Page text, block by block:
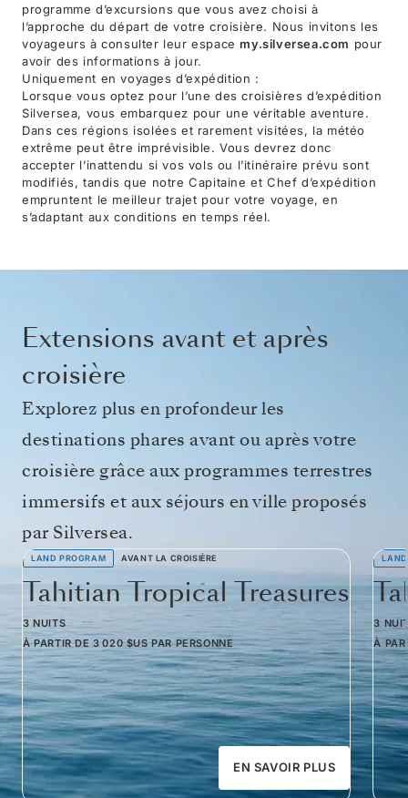
programme d’excursions que vous avez choisi à
l’approche du départ de votre croisière. Nous invitons les
voyageurs à consulter leur espacemy.silversea.com pour
avoir des informations à jour.
Uniquement en voyages d’expédition :
Lorsque vous optez pour l’une des croisières d’expédition
Silversea, vous embarquez pour une véritable aventure.
Dans ces régions isolées et rarement visitées, la météo
extrême peut être imprévisible. Vous devrez donc
accepter l’inattendu si vos vols ou l’itinéraire prévu sont
modifiés, tandis que notre Capitaine et Chef d’expédition
empruntent le meilleur trajet pour votre voyage, en
s’adaptant aux conditions en temps réel.
Extensions avant et après
croisière
Explorez plus en profondeur les
destinations phares avant ou après votre
croisière grâce aux programmes terrestres
immersifs et aux séjours en ville proposés
par Silversea.
LAND PROGRAM AVANT LA CROISIÈRE
Tahitian Tropical Treasures
3 NUITS
À PARTIR DE 3 020 $US PAR PERSONNE
EN SAVOIR PLUS
3
À